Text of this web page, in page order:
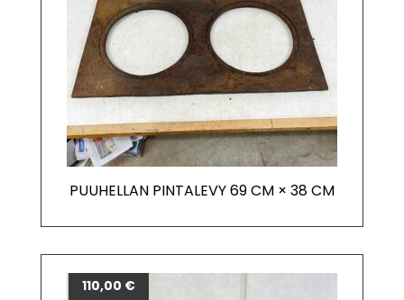
PUUHELLAN PINTALEVY 69 CM × 38 CM
110,00 €